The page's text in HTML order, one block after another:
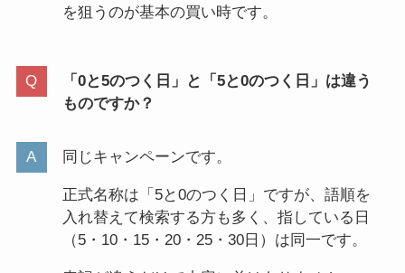
を狙うのが基本の買い時です。
「0と5のつく日」と「5と0のつく日」は違う
ものですか？
同じキャンペーンです。
正式名称は「5と0のつく日」ですが、語順を
入れ替えて検索する方も多く、指している日
（5・10・15・20・25・30日）は同一です。